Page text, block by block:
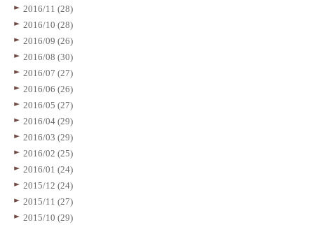
2016/11 (28)
2016/10 (28)
2016/09 (26)
2016/08 (30)
2016/07 (27)
2016/06 (26)
2016/05 (27)
2016/04 (29)
2016/03 (29)
2016/02 (25)
2016/01 (24)
2015/12 (24)
2015/11 (27)
2015/10 (29)